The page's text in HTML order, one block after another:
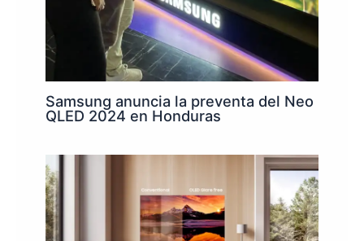
Samsung anuncia la preventa del Neo
QLED 2024 en Honduras